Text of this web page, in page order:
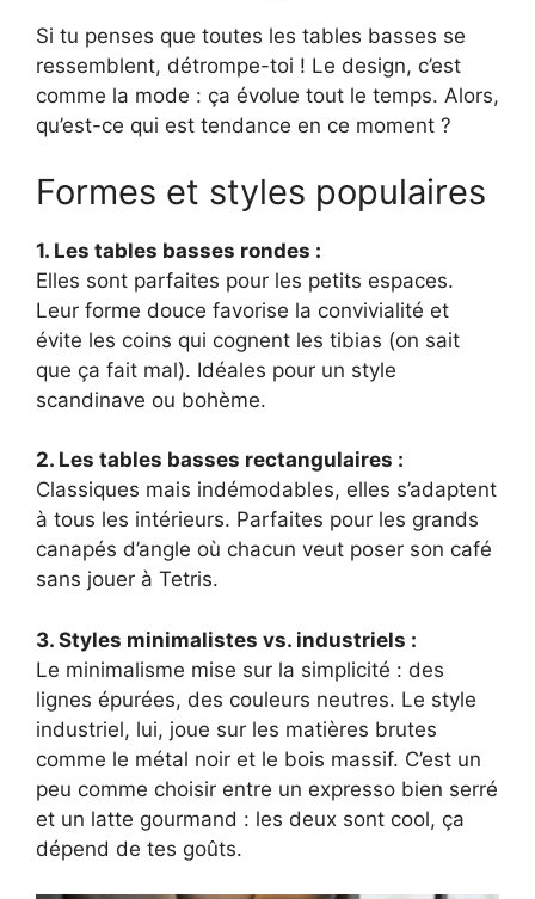
Si tu penses que toutes les tables basses se
ressemblent, détrompe-toi ! Le design, c’est
comme la mode : ça évolue tout le temps. Alors,
qu’est-ce qui est tendance en ce moment ?
Formes et styles populaires
1. Les tables basses rondes :
Elles sont parfaites pour les petits espaces.
Leur forme douce favorise la convivialité et
évite les coins qui cognent les tibias (on sait
que ça fait mal). Idéales pour un style
scandinave ou bohème.
2. Les tables basses rectangulaires :
Classiques mais indémodables, elles s’adaptent
à tous les intérieurs. Parfaites pour les grands
canapés d’angle où chacun veut poser son café
sans jouer à Tetris.
3. Styles minimalistes vs. industriels :
Le minimalisme mise sur la simplicité : des
lignes épurées, des couleurs neutres. Le style
industriel, lui, joue sur les matières brutes
comme le métal noir et le bois massif. C’est un
peu comme choisir entre un expresso bien serré
et un latte gourmand : les deux sont cool, ça
dépend de tes goûts.